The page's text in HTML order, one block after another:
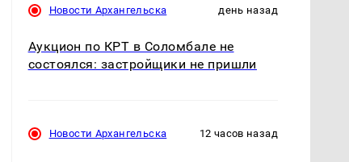
Новости Архангельска день назад
Аукцион по КРТ в Соломбале не
состоялся: застройщики не пришли
Новости Архангельска 12 часов назад